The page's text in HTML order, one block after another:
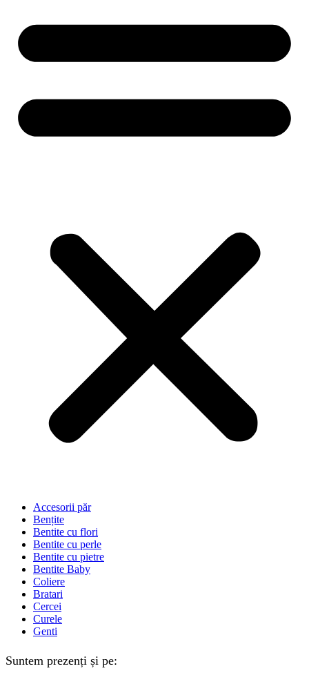
Accesorii păr
Bențite
Bentite cu flori
Bentite cu perle
Bentite cu pietre
Bentite Baby
Coliere
Bratari
Cercei
Curele
Genti
Suntem prezenți și pe: